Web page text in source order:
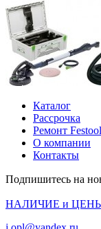
Каталог
Рассрочка
Ремонт Festool
О компании
Контакты
Подпишитесь на
НАЛИЧИЕ и ЦЕНЫ